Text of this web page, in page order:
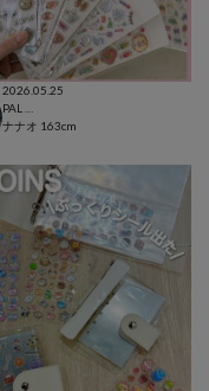
2026.05.25
ナナオ 163cm